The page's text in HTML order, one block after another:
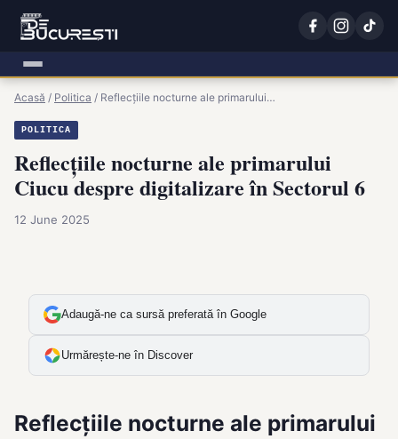
Acasă / Politica / Reflecțiile nocturne ale primarului…
POLITICA
Reflecțiile nocturne ale primarului
Ciucu despre digitalizare în Sectorul 6
12 June 2025
Adaugă-ne ca sursă preferată în Google
Urmărește-ne în Discover
Reflecțiile nocturne ale primarului